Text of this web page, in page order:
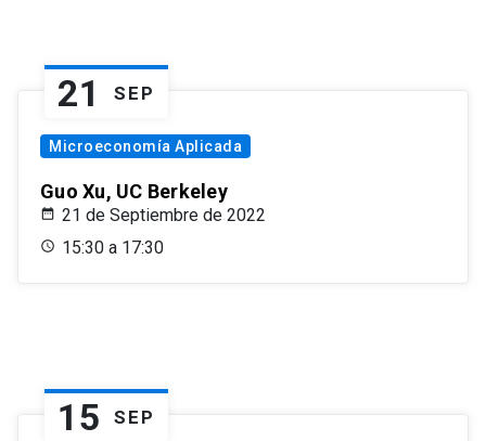
21 SEP
Microeconomía Aplicada
Guo Xu, UC Berkeley
21 de Septiembre de 2022
15:30 a 17:30
15 SEP